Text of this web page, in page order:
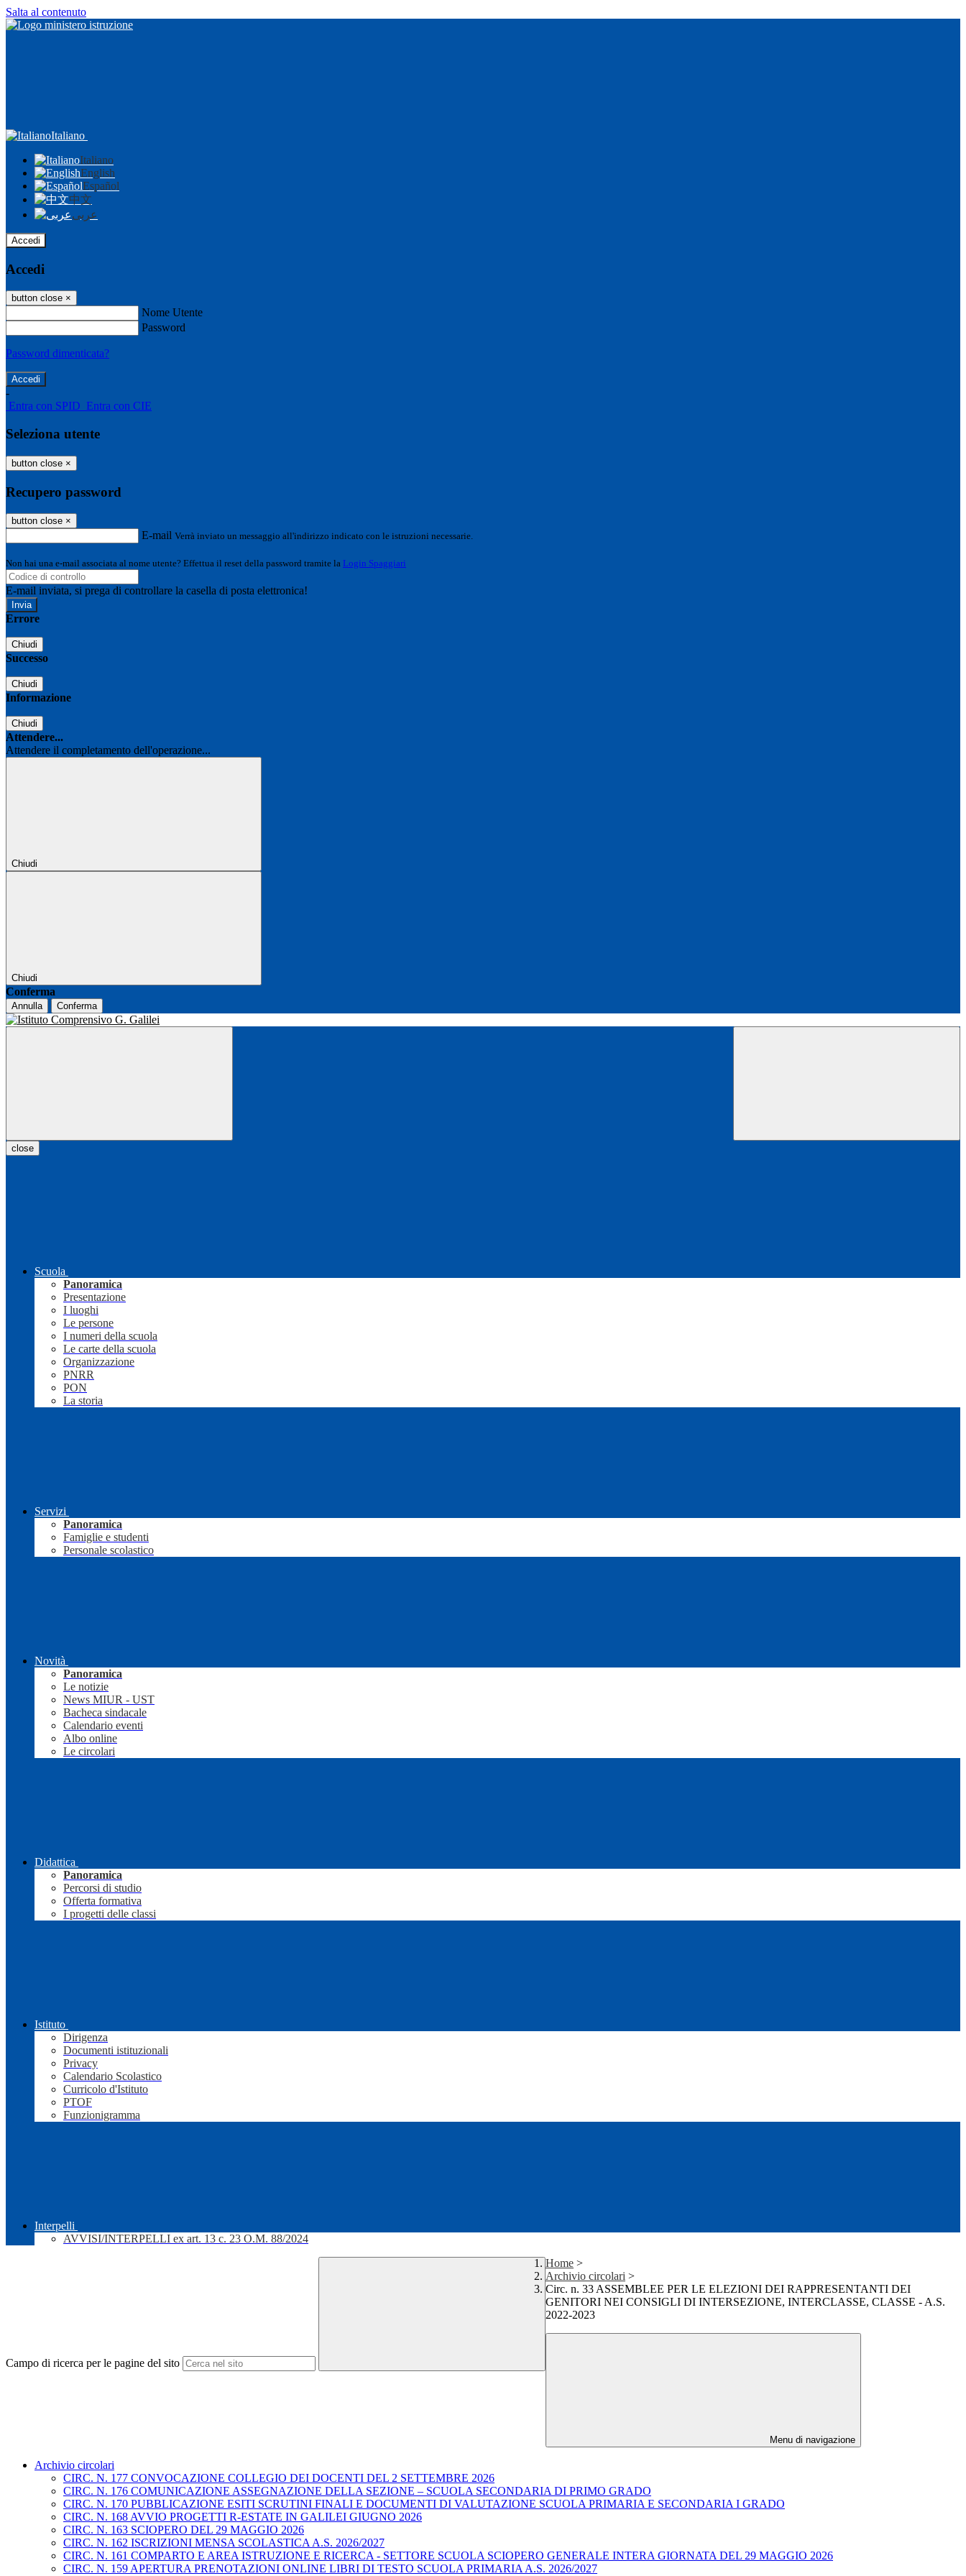
Salta al contenuto
Italiano
Italiano
English
Español
中文
عربى
Accedi
Accedi
button close ×
Nome Utente
Password
Password dimenticata?
-
Entra con SPID Entra con CIE
Seleziona utente
button close ×
Recupero password
button close ×
E-mail Verrà inviato un messaggio all'indirizzo indicato con le istruzioni necessarie.
Non hai una e-mail associata al nome utente? Effettua il reset della password tramite la Login Spaggiari
E-mail inviata, si prega di controllare la casella di posta elettronica!
Errore
Chiudi
Successo
Chiudi
Informazione
Chiudi
Attendere...
Attendere il completamento dell'operazione...
Chiudi
Chiudi
Conferma
Annulla Conferma
close
Scuola
Panoramica
Presentazione
I luoghi
Le persone
I numeri della scuola
Le carte della scuola
Organizzazione
PNRR
PON
La storia
Servizi
Panoramica
Famiglie e studenti
Personale scolastico
Novità
Panoramica
Le notizie
News MIUR - UST
Bacheca sindacale
Calendario eventi
Albo online
Le circolari
Didattica
Panoramica
Percorsi di studio
Offerta formativa
I progetti delle classi
Istituto
Dirigenza
Documenti istituzionali
Privacy
Calendario Scolastico
Curricolo d'Istituto
PTOF
Funzionigramma
Interpelli
AVVISI/INTERPELLI ex art. 13 c. 23 O.M. 88/2024
Campo di ricerca per le pagine del sito
Home >
Archivio circolari >
Circ. n. 33 ASSEMBLEE PER LE ELEZIONI DEI RAPPRESENTANTI DEI
GENITORI NEI CONSIGLI DI INTERSEZIONE, INTERCLASSE, CLASSE - A.S.
2022-2023
Menu di navigazione
Archivio circolari
CIRC. N. 177 CONVOCAZIONE COLLEGIO DEI DOCENTI DEL 2 SETTEMBRE 2026
CIRC. N. 176 COMUNICAZIONE ASSEGNAZIONE DELLA SEZIONE – SCUOLA SECONDARIA DI PRIMO GRADO
CIRC. N. 170 PUBBLICAZIONE ESITI SCRUTINI FINALI E DOCUMENTI DI VALUTAZIONE SCUOLA PRIMARIA E SECONDARIA I GRADO
CIRC. N. 168 AVVIO PROGETTI R-ESTATE IN GALILEI GIUGNO 2026
CIRC. N. 163 SCIOPERO DEL 29 MAGGIO 2026
CIRC. N. 162 ISCRIZIONI MENSA SCOLASTICA A.S. 2026/2027
CIRC. N. 161 COMPARTO E AREA ISTRUZIONE E RICERCA - SETTORE SCUOLA SCIOPERO GENERALE INTERA GIORNATA DEL 29 MAGGIO 2026
CIRC. N. 159 APERTURA PRENOTAZIONI ONLINE LIBRI DI TESTO SCUOLA PRIMARIA A.S. 2026/2027